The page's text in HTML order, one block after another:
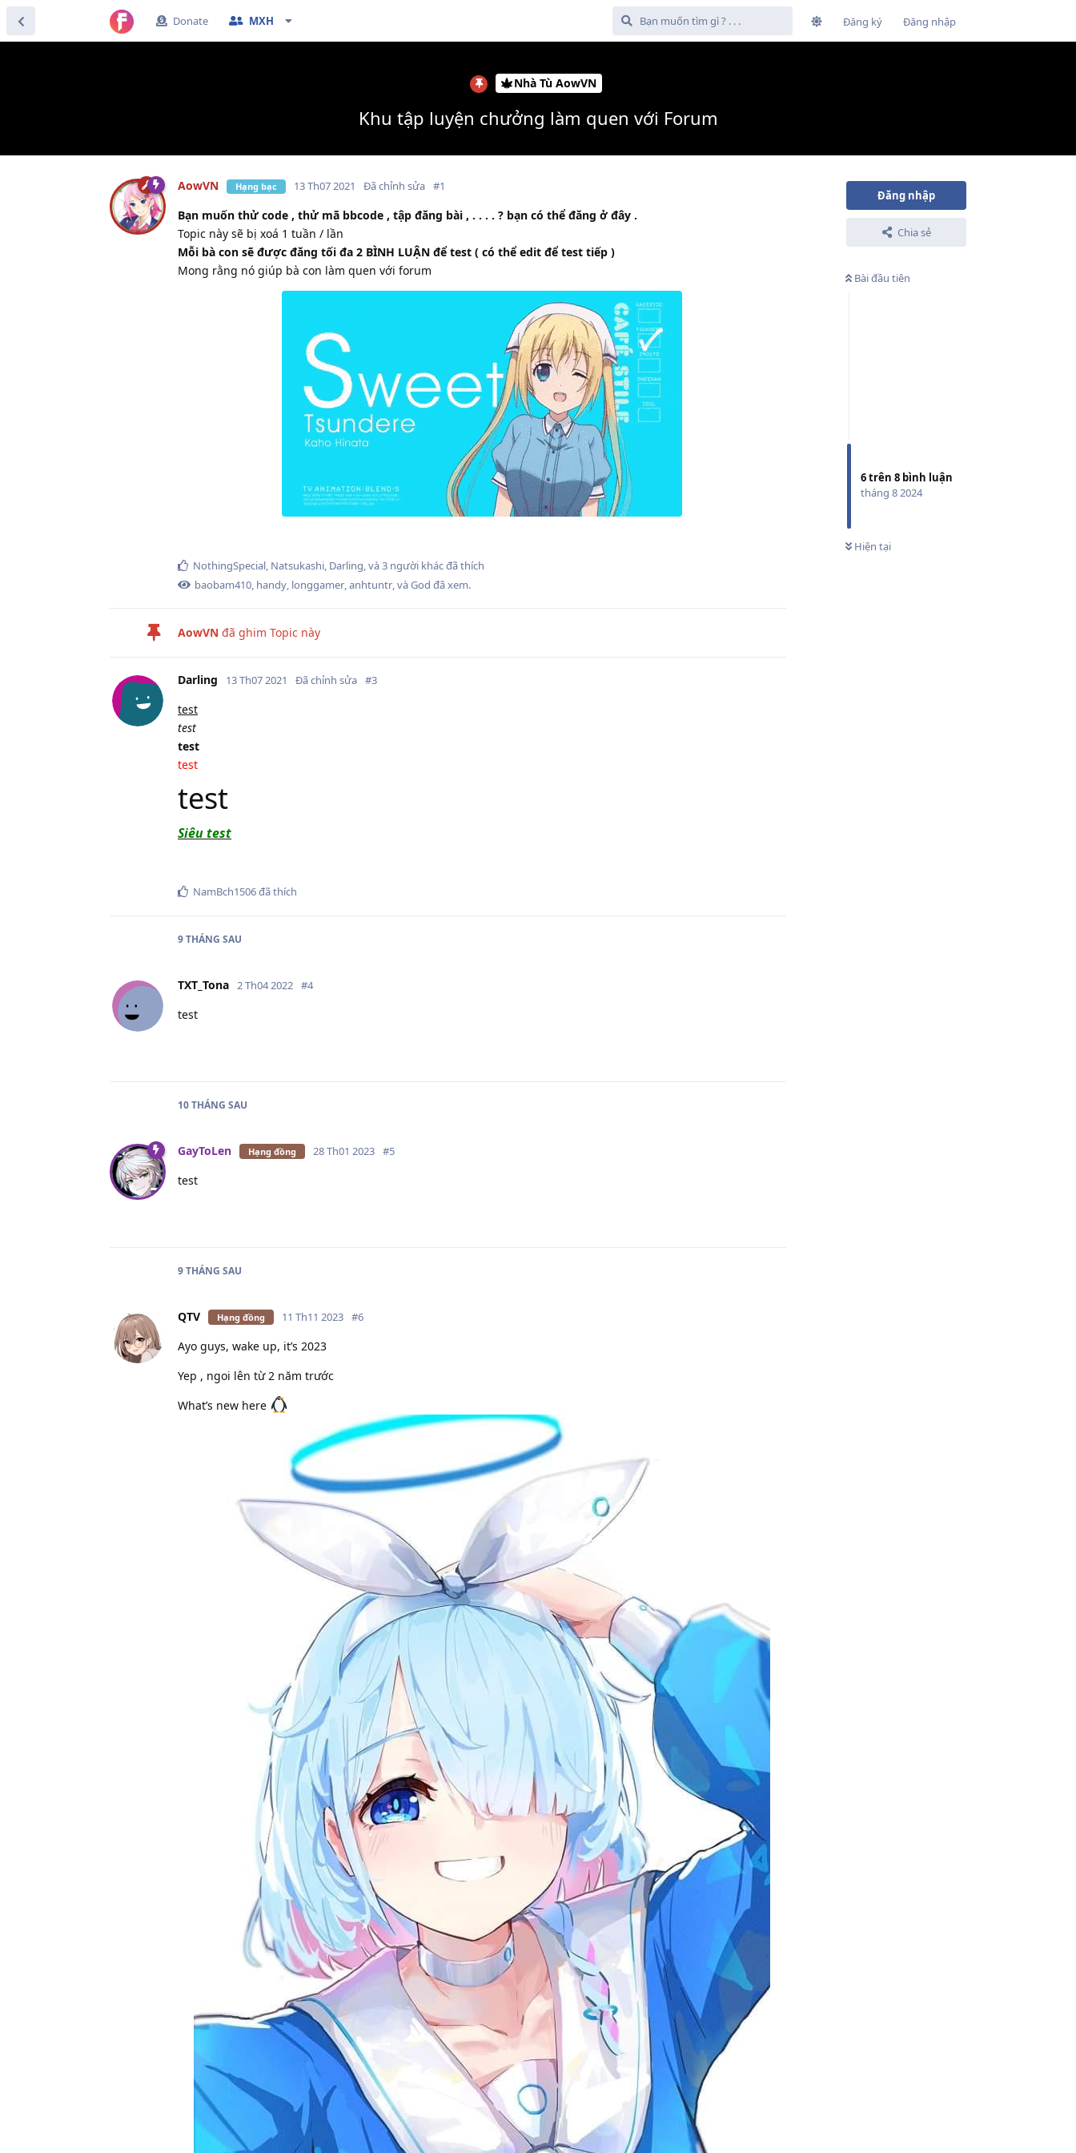
Donate MXH Đăng ký Đăng nhập
Nhà Tù AowVN
Khu tập luyện chưởng làm quen với Forum
Đăng nhập
Chia sẻ
Bài đầu tiên
6trên 8 bình luận
tháng 8 2024
Hiện tại
AowVN Hạng bạc 13 Th07 2021 Đã chỉnh sửa #1
Bạn muốn thử code , thử mã bbcode , tập đăng bài , . . . . ? bạn có thể đăng ở đây .
Topic này sẽ bị xoá 1 tuần / lần
Mỗi bà con sẽ được đăng tối đa 2 BÌNH LUẬN để test ( có thể edit để test tiếp )
Mong rằng nó giúp bà con làm quen với forum
NothingSpecial Natsukashi Darling , và3 người khácđã thích
baobam410 handy longgamer anhtuntr , vàGod đã xem.
AowVN đã ghim Topic này
Darling 13 Th07 2021 Đã chỉnh sửa #3
test
test
test
test
test
Siêu test
NamBch1506đã thích
9 THÁNG SAU
TXT_Tona 2 Th04 2022 #4
test
10 THÁNG SAU
GayToLen Hạng đồng 28 Th01 2023 #5
test
9 THÁNG SAU
QTV Hạng đồng 11 Th11 2023 #6
Ayo guys, wake up, it’s 2023
Yep , ngoi lên từ 2 năm trước
What’s new here